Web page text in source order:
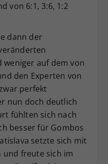
von 6:1, 3:6, 1:2
dann der
weniger auf dem von
den Experten von
perfekt
nun doch deutlich
fühlten sich nach
besser für Gombos
setzte sich mit
und freute sich im